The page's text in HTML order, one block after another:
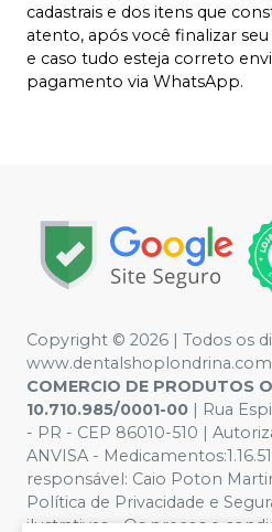
cadastrais e dos itens que
atento, após você finalizar
e caso tudo esteja correto
pagamento via WhatsApp.
Copyright © 2026 | Todos os
COMERCIO DE PRODUTOS
10.710.985/0001-00 | Rua
- PR - CEP 86010-510 |
ANVISA -
responsável: Caio Poton
Política de Privacidade e
ilustrativas - Os preços e